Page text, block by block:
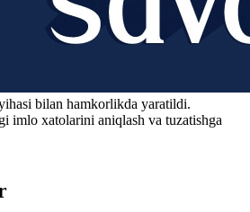
bilan hamkorlikda yaratildi.
imlo xatolarini aniqlash va tuzatishga